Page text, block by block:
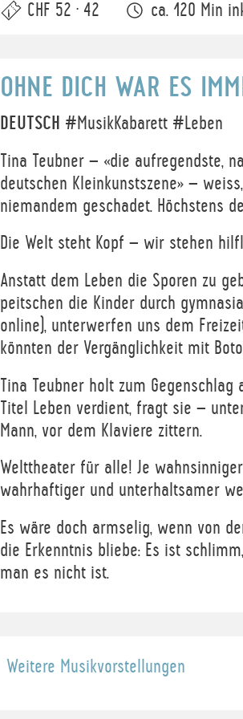
CHF 52 · 42 ca. 120 Min
OHNE DICH WAR ES
DEUTSCH #MusikKabarett #Leben
Tina Teubner – «die aufregendste,
deutschen Kleinkunstszene» –
niemandem geschadet. Höchstens
Die Welt steht Kopf – wir stehen
Anstatt dem Leben die Sporen zu
peitschen die Kinder durch
online), unterwerfen uns dem
könnten der Vergänglichkeit mit
Tina Teubner holt zum
Titel Leben verdient, fragt sie –
Mann, vor dem Klaviere zittern.
Welttheater für alle! Je
wahrhaftiger und unterhaltsamer
Es wäre doch armselig, wenn von
die Erkenntnis bliebe: Es ist
man es nicht ist.
Weitere Musikvorstellungen